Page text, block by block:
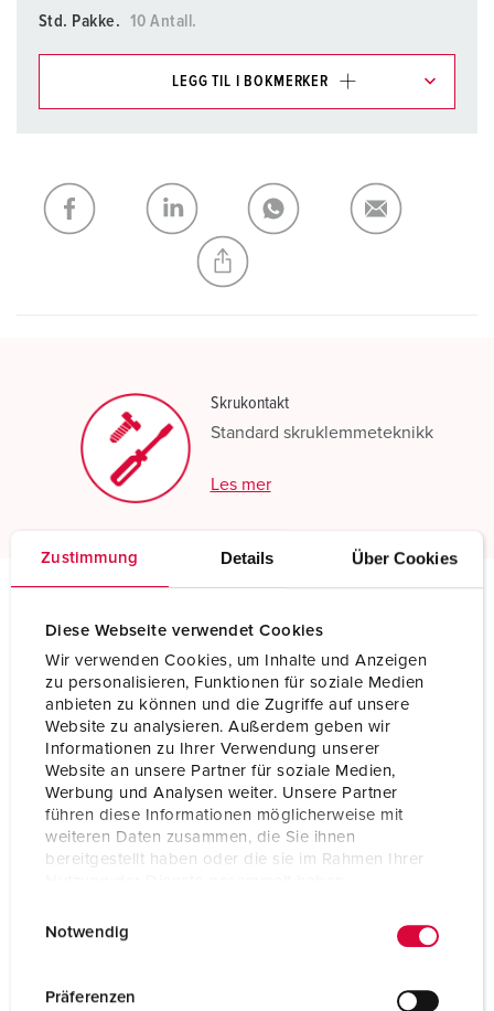
Zustimmung Details Über Cookies
Diese Webseite verwendet Cookies
Wir verwenden Cookies, um Inhalte und Anzeigen
zu personalisieren, Funktionen für soziale Medien
anbieten zu können und die Zugriffe auf unsere
Website zu analysieren. Außerdem geben wir
Informationen zu Ihrer Verwendung unserer
Website an unsere Partner für soziale Medien,
Werbung und Analysen weiter. Unsere Partner
führen diese Informationen möglicherweise mit
weiteren Daten zusammen, die Sie ihnen
bereitgestellt haben oder die sie im Rahmen Ihrer
Notwendig
Präferenzen
Std. Pakke.
10 Antall.
LEGG TIL I BOKMERKER
Min liste LEGG TIL
OPPRETT EN NY LISTE
Skrukontakt
Standard skruklemmeteknikk
Les mer
Tekniske spesifikasjoner
Ampere 32 A
Poler 5 p
400 V
Klokkeposisjon 6 h
Tilkoblingsmåte